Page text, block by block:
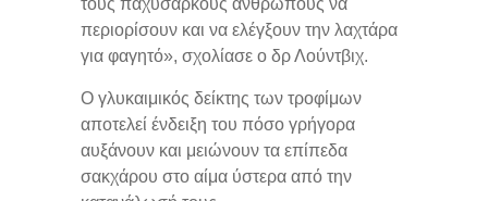
περιορίσουν και να ελέγξουν την λαχτάρα
για φαγητό», σχολίασε ο δρ Λούντβιχ.
Ο γλυκαιμικός δείκτης των τροφίμων
αποτελεί ένδειξη του πόσο γρήγορα
αυξάνουν και μειώνουν τα επίπεδα
σακχάρου στο αίμα ύστερα από την